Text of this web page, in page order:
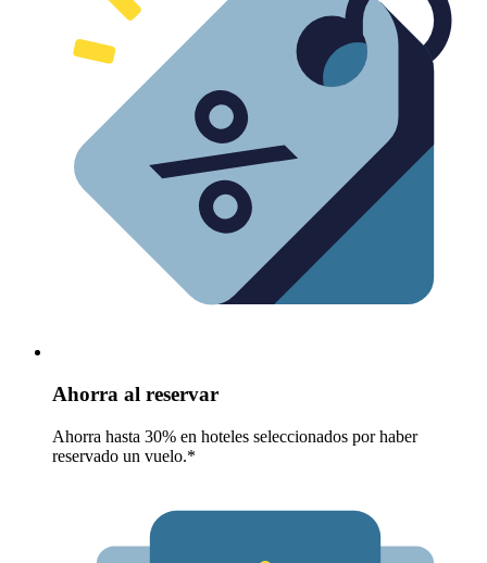
Ahorra al reservar
Ahorra hasta 30% en hoteles seleccionados por haber
reservado un vuelo.*